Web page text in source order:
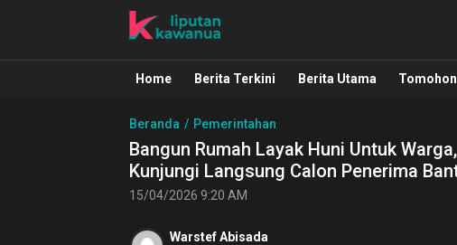
Liputan Kawanua
Berita Manado, Sulawesi Utara, Kawanua,
Home Berita Terkini Berita Utama Tomohon
Beranda Pemerintahan
Bangun Rumah Layak Huni Untuk
Kunjungi Langsung Calon Penerima
15/04/2026 9:20 AM
Warstef Abisada